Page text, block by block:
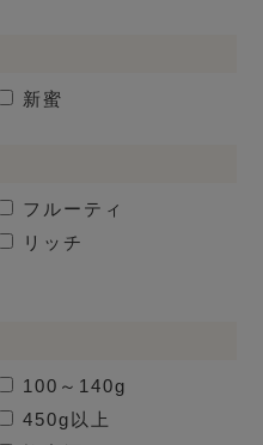
新蜜
フルーティ
リッチ
100～140g
450g以上